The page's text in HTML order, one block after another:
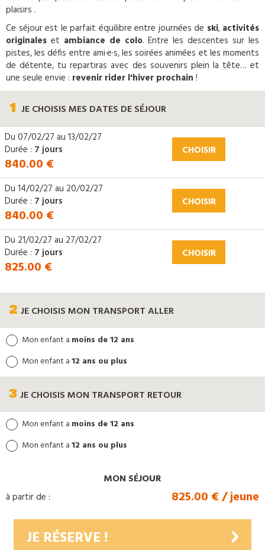
plaisirs .
Ce séjour est le parfait équilibre entre journées de ski, activités
originales et ambiance de colo. Entre les descentes sur les
pistes, les défis entre ami·e·s, les soirées animées et les moments
de détente, tu repartiras avec des souvenirs plein la tête… et
une seule envie : revenir rider l'hiver prochain !
1 JE CHOISISMES DATES DE SÉJOUR
Du 07/02/27 au 13/02/27
Durée : 7 jours
840.00 €
CHOISIR
Du 14/02/27 au 20/02/27
Durée : 7 jours
840.00 €
CHOISIR
Du 21/02/27 au 27/02/27
Durée : 7 jours
825.00 €
CHOISIR
2 JE CHOISISMON TRANSPORT ALLER
Mon enfant a moins de 12 ans
Mon enfant a12 ans ou plus
3JE CHOISISMON TRANSPORT RETOUR
Mon enfant a moins de 12 ans
Mon enfant a12 ans ou plus
MON SÉJOUR
à partir de : 825.00 € / jeune
JE RÉSERVE !